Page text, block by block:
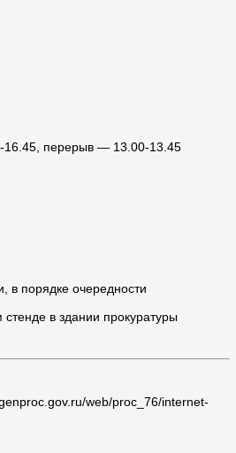
16.45, перерыв — 13.00-13.45
в порядке очередности
в здании прокуратуры
web/proc_76/internet-